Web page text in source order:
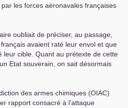
les forces aéronavales françaises
oubliait de préciser, au passage,
avaient raté leur envol et que
leur cible. Quant au prétexte de cette
Etat souverain, on sait désormais
des armes chimiques (OIAC)
rapport consacré à l’attaque